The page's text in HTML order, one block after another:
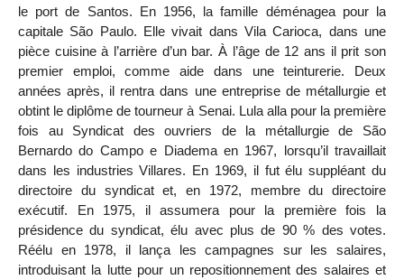
le port de Santos. En 1956, la famille déménagea pour la
capitale São Paulo. Elle vivait dans Vila Carioca, dans une
pièce cuisine à l’arrière d’un bar. À l’âge de 12 ans il prit son
premier emploi, comme aide dans une teinturerie. Deux
années après, il rentra dans une entreprise de métallurgie et
obtint le diplôme de tourneur à Senai. Lula alla pour la première
fois au Syndicat des ouvriers de la métallurgie de São
Bernardo do Campo e Diadema en 1967, lorsqu’il travaillait
dans les industries Villares. En 1969, il fut élu suppléant du
directoire du syndicat et, en 1972, membre du directoire
exécutif. En 1975, il assumera pour la première fois la
présidence du syndicat, élu avec plus de 90 % des votes.
Réélu en 1978, il lança les campagnes sur les salaires,
introduisant la lutte pour un repositionnement des salaires et